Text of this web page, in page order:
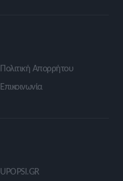
Πολιτική Απορρήτου
Επικοινωνία
UPOPSI.GR